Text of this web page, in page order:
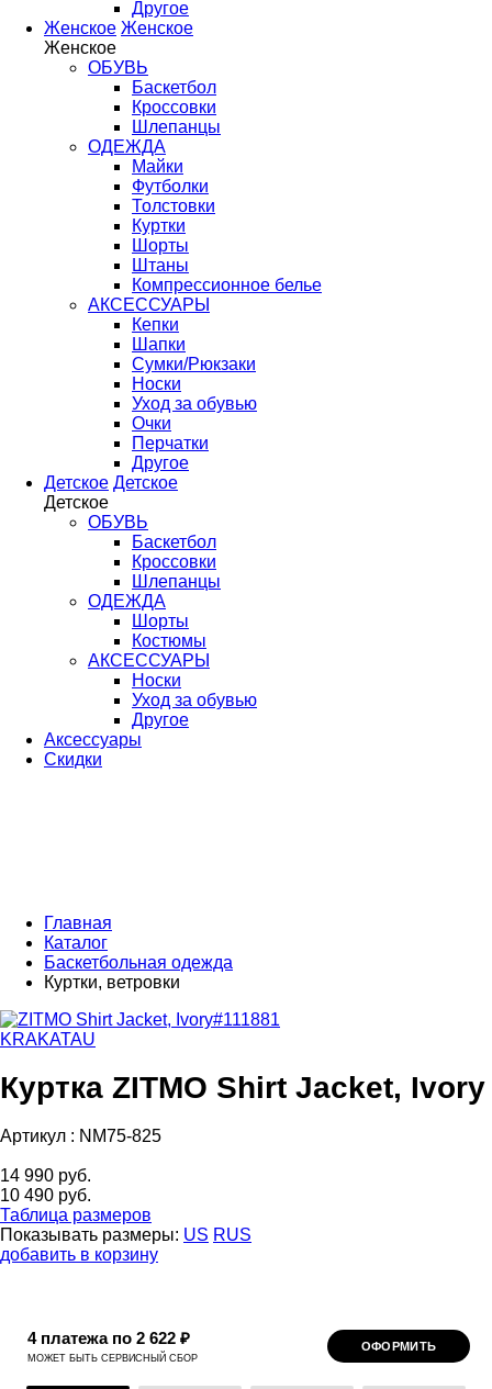
Другое
Женское Женское
Женское
ОБУВЬ
Баскетбол
Кроссовки
Шлепанцы
ОДЕЖДА
Майки
Футболки
Толстовки
Куртки
Шорты
Штаны
Компрессионное белье
АКСЕССУАРЫ
Кепки
Шапки
Сумки/Рюкзаки
Носки
Уход за обувью
Очки
Перчатки
Другое
Детское Детское
Детское
ОБУВЬ
Баскетбол
Кроссовки
Шлепанцы
ОДЕЖДА
Шорты
Костюмы
АКСЕССУАРЫ
Носки
Уход за обувью
Другое
Аксессуары
Скидки
Главная
Каталог
Баскетбольная одежда
Куртки, ветровки
KRAKATAU
Куртка ZITMO Shirt Jacket, Ivory
Артикул : NM75-825
14 990 руб.
10 490 руб.
Таблица размеров
Показывать размеры: US RUS
добавить в корзину
4 платежа по 2 622 ₽
МОЖЕТ БЫТЬ СЕРВИСНЫЙ СБОР
ОФОРМИТЬ